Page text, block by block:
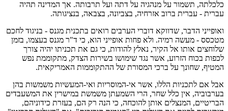
כלכלתה, תשמור על מנהגיה על דתה ועל תרבותה. אך המדינה תהיה
עברית - עברית ברוב אזרחיה, בצביונה, בצבאה, בנציגותה.
ואופייני הדבר, שדווקא דוברי הערבים רואים בתכנית מגנס - בניגוד לחכם
מטכסס - מעשה רמיה. ולא פחות אופייני הוא, כי ד"ר מגנס בעצמו, בזמן
שלוחצים אותו אל הקיר, נאלץ להודות, כי גם את תכניתו יהיה צורך
לכפות בכוח הזרוע, אשר נגד שימושו בשירות הצדק, מתקוממת נפש
המטיף, שחונך על ברכי המסורת של ההתקוממות האמריקאית.
אבל אם לתכניות הללו, אשר אי-המוסריות ואי-המעשיות משמשות בהן
בערבוביה, אין כלל שחר, הרי השמעתן משמשת במישרין את המשעבדים
הבריטיים, המנצלים אותן להוכחה, כי הנה רק הם, בעזרת כידוניהם,